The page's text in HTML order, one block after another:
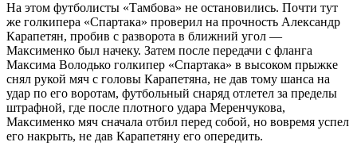
На этом футболисты «Тамбова» не остановились. Почти тут
же голкипера «Спартака» проверил на прочность Александр
Карапетян, пробив с разворота в ближний угол —
Максименко был начеку. Затем после передачи с фланга
Максима Володько голкипер «Спартака» в высоком прыжке
снял рукой мяч с головы Карапетяна, не дав тому шанса на
удар по его воротам, футбольный снаряд отлетел за пределы
штрафной, где после плотного удара Меренчукова,
Максименко мяч сначала отбил перед собой, но вовремя успел
его накрыть, не дав Карапетяну его опередить.